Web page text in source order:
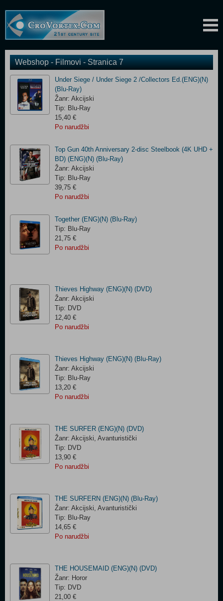
Webshop - Filmovi - Stranica 7
Under Siege / Under Siege 2 /Collectors Ed.(ENG)(N)
(Blu-Ray)
Žanr: Akcijski
Tip: Blu-Ray
15,40 €
Po narudžbi
Top Gun 40th Anniversary 2-disc Steelbook (4K UHD +
BD) (ENG)(N) (Blu-Ray)
Žanr: Akcijski
Tip: Blu-Ray
39,75 €
Po narudžbi
Together (ENG)(N) (Blu-Ray)
Tip: Blu-Ray
21,75 €
Po narudžbi
Thieves Highway (ENG)(N) (DVD)
Žanr: Akcijski
Tip: DVD
12,40 €
Po narudžbi
Thieves Highway (ENG)(N) (Blu-Ray)
Žanr: Akcijski
Tip: Blu-Ray
13,20 €
Po narudžbi
THE SURFER (ENG)(N) (DVD)
Žanr: Akcijski, Avanturistički
Tip: DVD
13,90 €
Po narudžbi
THE SURFERN (ENG)(N) (Blu-Ray)
Žanr: Akcijski, Avanturistički
Tip: Blu-Ray
14,65 €
Po narudžbi
THE HOUSEMAID (ENG)(N) (DVD)
Žanr: Horor
Tip: DVD
21,00 €